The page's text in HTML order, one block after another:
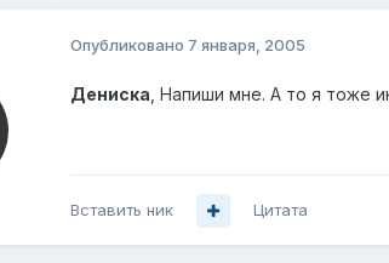
Опубликовано 7 января, 2005
Дениска , Напиши мне. А то я тоже
Вставить ник Цитата